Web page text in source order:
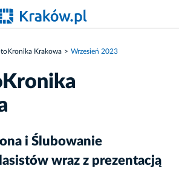
Krakowa Wrzesień 2023
i Ślubowanie
wraz z prezentacją